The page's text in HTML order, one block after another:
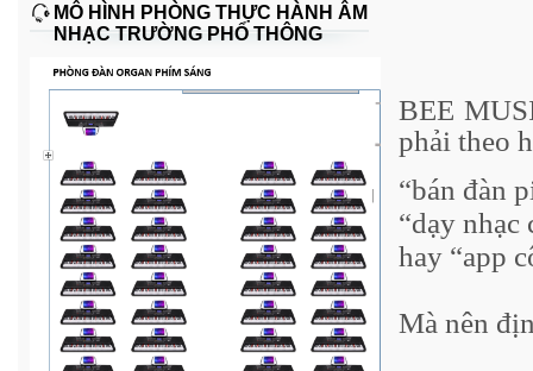
MÔ HÌNH PHÒNG THỰC HÀNH ÂM
NHẠC TRƯỜNG PHỔ THÔNG
BEE
phải theo
“bán đàn
“dạy nhạc
hay “app
Mà nên